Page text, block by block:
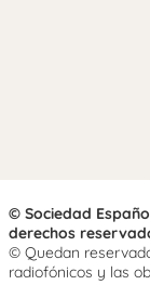
© Sociedad
derechos
© Quedan
radiofónicos y las